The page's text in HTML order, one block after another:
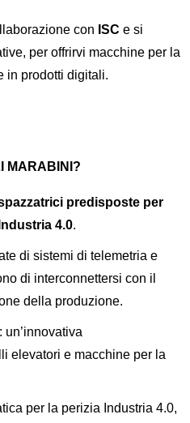
con ISC e si
per offrirvi macchine per la
in prodotti digitali.
MARABINI?
predisposte per
4.0.
di sistemi di telemetria e
di interconnettersi con il
della produzione.
: un’innovativa
elevatori e macchine per la
per la perizia Industria 4.0,